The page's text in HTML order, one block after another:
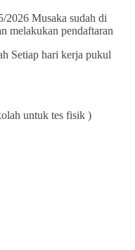
2026 Musaka sudah di
melakukan pendaftaran
Setiap hari kerja pukul
untuk tes fisik )